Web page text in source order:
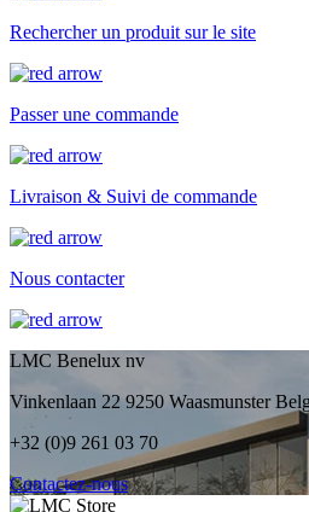
Rechercher un produit sur le site
Passer une commande
Livraison & Suivi de commande
Nous contacter
LMC Benelux nv
Vinkenlaan 22 9250 Waasmunster
+32 (0)9 261 03 70
Contactez-nous